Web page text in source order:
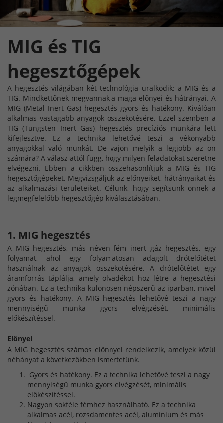
MIG és TIG
hegesztőgépek
A hegesztés világában két technológia uralkodik: a MIG és a
TIG. Mindkettőnek megvannak a maga előnyei és hátrányai. A
MIG (Metal Inert Gas) hegesztés gyors és hatékony. Kiválóan
alkalmas vastagabb anyagok összekötésére. Ezzel szemben a
TIG (Tungsten Inert Gas) hegesztés precíziós munkára lett
kifejlesztve. Ez a technika lehetővé teszi a vékonyabb
anyagokkal való munkát. De vajon melyik a legjobb az ön
számára? A válasz attól függ, hogy milyen feladatokat szeretne
elvégezni. Ebben a cikkben összehasonlítjuk a MIG és TIG
hegesztőgépeket. Megvizsgáljuk az előnyeiket, hátrányaikat és
az alkalmazási területeiket. Célunk, hogy segítsünk önnek a
legmegfelelőbb hegesztőgép kiválasztásában.
1. MIG hegesztés
A MIG hegesztés, más néven fém inert gáz hegesztés, egy
folyamat, ahol egy folyamatosan adagolt drótelőtétet
használnak az anyagok összekötésére. A drótelőtétet egy
áramforrás táplálja, amely olvadékot hoz létre a hegesztési
zónában. Ez a technika különösen népszerű az iparban, mivel
gyors és hatékony. A MIG hegesztés lehetővé teszi a nagy
mennyiségű munka gyors elvégzését, minimális
előkészítéssel.
Előnyei
A MIG hegesztés számos előnnyel rendelkezik, amelyek közül
néhányat a következőkben ismertetünk.
Gyors és hatékony. Ez a technika lehetővé teszi a nagy
mennyiségű munka gyors elvégzését, minimális
előkészítéssel.
Nagyon sokféle fémhez használható. Ez a technika
alkalmas acél, rozsdamentes acél, alumínium és más